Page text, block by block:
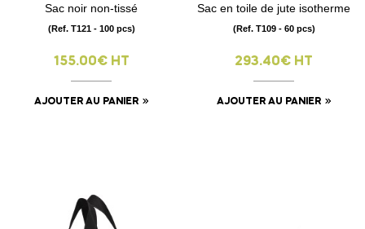
Sac noir non-tissé
(Ref. T121 - 100 pcs)
155.00€ HT
AJOUTER AU PANIER
Sac en toile de jute isotherme
(Ref. T109 - 60 pcs)
293.40€ HT
AJOUTER AU PANIER